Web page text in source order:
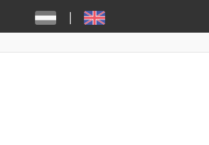
| Sebastiaan ter Burg, CC-BY-2.0